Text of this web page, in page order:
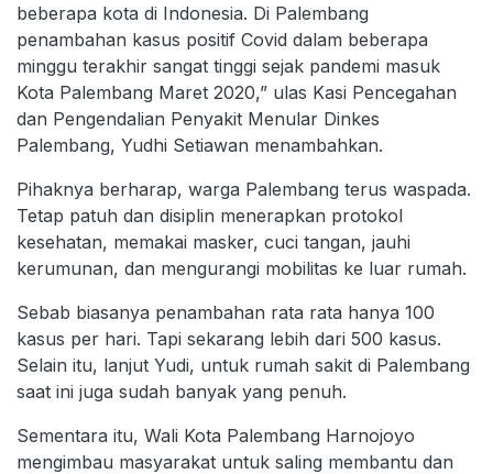
beberapa kota di Indonesia. Di Palembang
penambahan kasus positif Covid dalam beberapa
minggu terakhir sangat tinggi sejak pandemi masuk
Kota Palembang Maret 2020,” ulas Kasi Pencegahan
dan Pengendalian Penyakit Menular Dinkes
Palembang, Yudhi Setiawan menambahkan.
Pihaknya berharap, warga Palembang terus waspada.
Tetap patuh dan disiplin menerapkan protokol
kesehatan, memakai masker, cuci tangan, jauhi
kerumunan, dan mengurangi mobilitas ke luar rumah.
Sebab biasanya penambahan rata rata hanya 100
kasus per hari. Tapi sekarang lebih dari 500 kasus.
Selain itu, lanjut Yudi, untuk rumah sakit di Palembang
saat ini juga sudah banyak yang penuh.
Sementara itu, Wali Kota Palembang Harnojoyo
mengimbau masyarakat untuk saling membantu dan